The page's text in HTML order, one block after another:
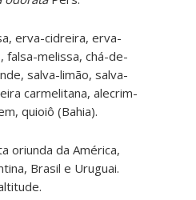
erva-cidreira, erva-
falsa-melissa, chá-de-
salva-limão, salva-
carmelitana, alecrim-
quioiô (Bahia).
oriunda da América,
Brasil e Uruguai.